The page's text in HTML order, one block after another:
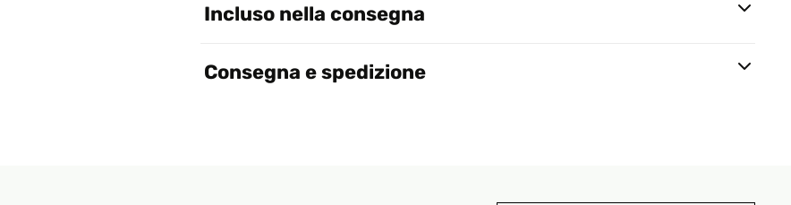
Incluso nella consegna
Consegna e spedizione